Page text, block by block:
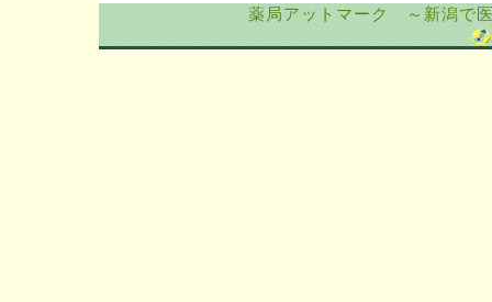
薬局アットマーク ～新潟で